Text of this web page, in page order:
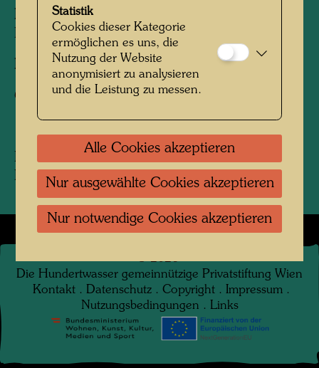
Personen am Foto:
Friedensreich Hundertwasser, Elsa Stowasser
Fotograf:Unbekannt Unknown
Copyright:Hundertwasser Archiv
Das Foto entstand während eines
Ferienaufenthalts in Riccione, nahe Rimini.
©2026
Die Hundertwasser gemeinnützige Privatstiftung Wien
Kontakt . Datenschutz . Copyright . Impressum .
Nutzungsbedingungen . Links
Statistik
Cookies dieser Kategorie
ermöglichen es uns, die
Nutzung der Website
anonymisiert zu analysieren
und die Leistung zu messen.
Alle Cookies akzeptieren
Nur ausgewählte Cookies akzeptieren
Nur notwendige Cookies akzeptieren